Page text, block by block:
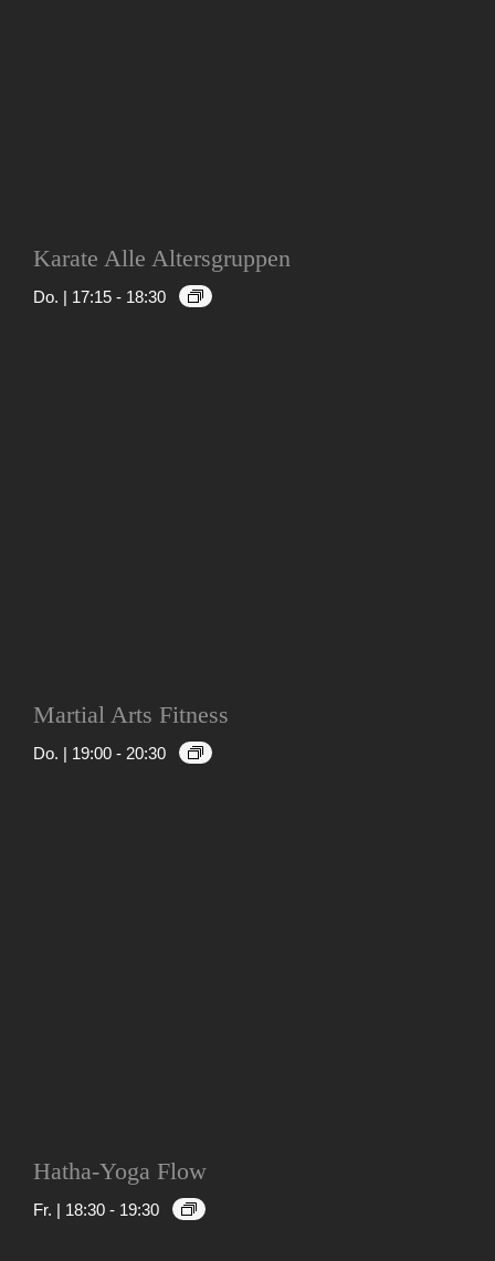
Karate Alle Altersgruppen
Do. | 17:15 - 18:30
Martial Arts Fitness
Do. | 19:00 - 20:30
Hatha-Yoga Flow
Fr. | 18:30 - 19:30